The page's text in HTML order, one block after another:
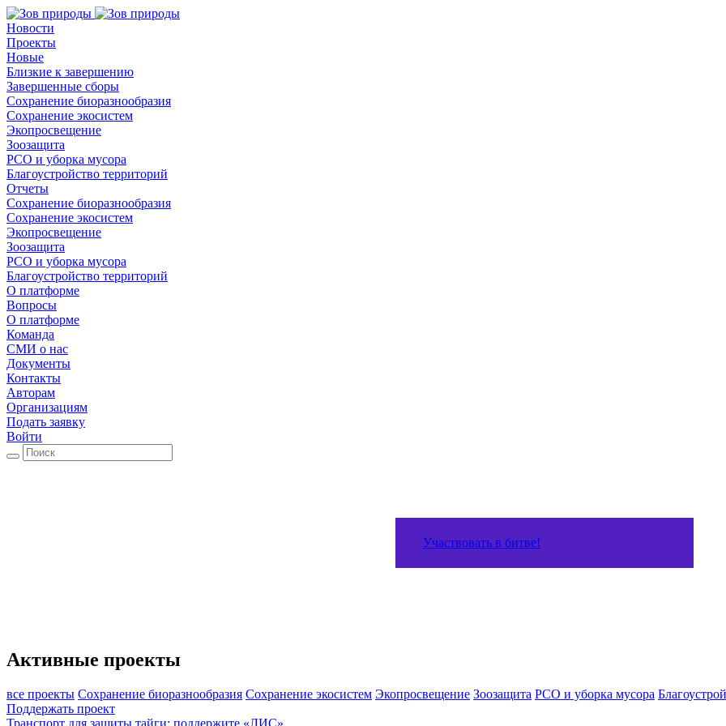
Новости
Проекты
Новые
Близкие к завершению
Завершенные сборы
Сохранение биоразнообразия
Сохранение экосистем
Экопросвещение
Зоозащита
РСО и уборка мусора
Благоустройство территорий
Отчеты
Сохранение биоразнообразия
Сохранение экосистем
Экопросвещение
Зоозащита
РСО и уборка мусора
Благоустройство территорий
О платформе
Вопросы
О платформе
Команда
СМИ о нас
Документы
Контакты
Авторам
Организациям
Подать заявку
Войти
Участвовать в битве!
Активные проекты
все проекты Сохранение биоразнообразия Сохранение экосистем Экопросвещение Зоозащита РСО и уборка мусора
Поддержать проект
Транспорт для защиты тайги: поддержите «ЛИС»